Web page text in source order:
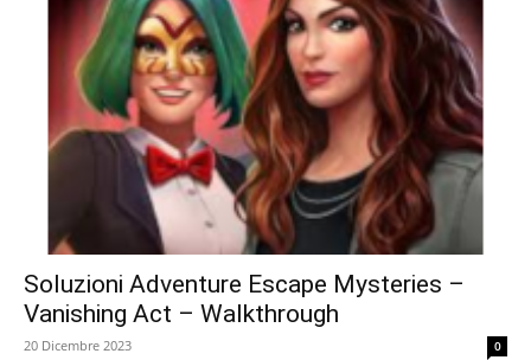
Soluzioni Adventure Escape Mysteries –
Vanishing Act – Walkthrough
20 Dicembre 2023 0